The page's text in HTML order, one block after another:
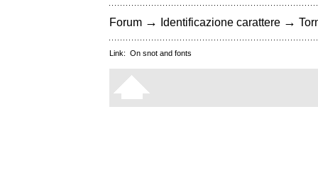
Forum → Identificazione carattere →
Link: On snot and fonts